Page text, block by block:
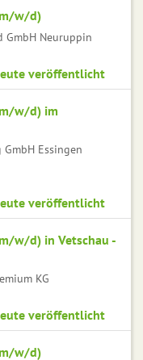
w/d)
GmbH Neuruppin
veröffentlicht
w/d) im
GmbH Essingen
veröffentlicht
w/d) in Vetschau -
KG
veröffentlicht
w/d)